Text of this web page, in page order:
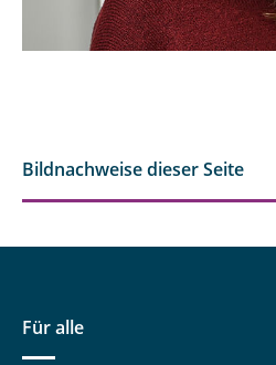
Bildnachweise dieser Seite
Für alle